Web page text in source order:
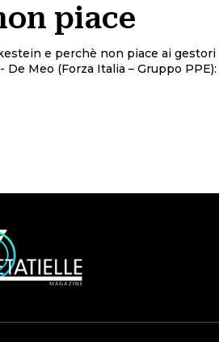
piace
e perchè non piace ai gestori
Meo (Forza Italia – Gruppo PPE):